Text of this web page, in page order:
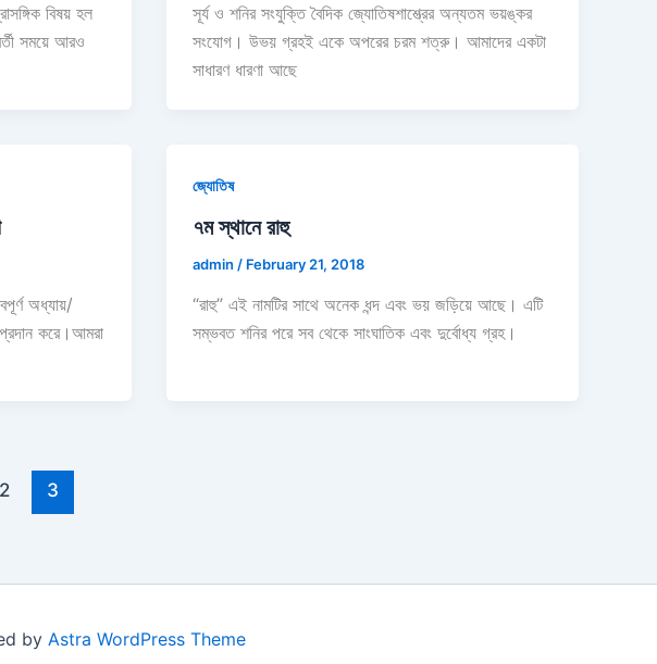
বিষয় হল
সময়ে আরও
সূর্য ও শনির সংযুক্তি বৈদিক জ্যোতিষশাশ্ত্রের অন্যতম ভয়ঙ্কর
সংযোগ। উভয় গ্রহই একে অপরের চরম শত্রু। আমাদের একটা
সাধারণ ধারণা আছে
অধ্যায়/
করে।আমরা
জ্যোতিষ
৭ম স্থানে রাহু
admin / February 21, 2018
“রাহু” এই নামটির সাথে অনেক ধন্দ এবং ভয় জড়িয়ে আছে। এটি
সম্ভবত শনির পরে সব থেকে সাংঘাতিক এবং দুর্বোধ্য গ্রহ।
2 3
by Astra WordPress Theme